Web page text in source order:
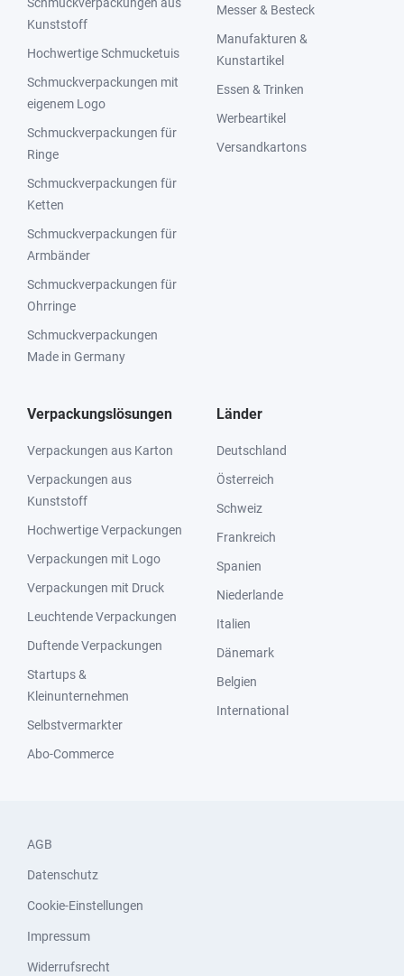
Schmuckverpackungen aus
Kunststoff
Hochwertige Schmucketuis
Schmuckverpackungen mit
eigenem Logo
Schmuckverpackungen für
Ringe
Schmuckverpackungen für
Ketten
Schmuckverpackungen für
Armbänder
Schmuckverpackungen für
Ohrringe
Schmuckverpackungen
Made in Germany
Messer & Besteck
Manufakturen &
Kunstartikel
Essen & Trinken
Werbeartikel
Versandkartons
Verpackungslösungen
Verpackungen aus Karton
Verpackungen aus
Kunststoff
Hochwertige Verpackungen
Verpackungen mit Logo
Verpackungen mit Druck
Leuchtende Verpackungen
Duftende Verpackungen
Startups &
Kleinunternehmen
Selbstvermarkter
Abo-Commerce
Länder
Deutschland
Österreich
Schweiz
Frankreich
Spanien
Niederlande
Italien
Dänemark
Belgien
International
AGB
Datenschutz
Cookie-Einstellungen
Impressum
Widerrufsrecht